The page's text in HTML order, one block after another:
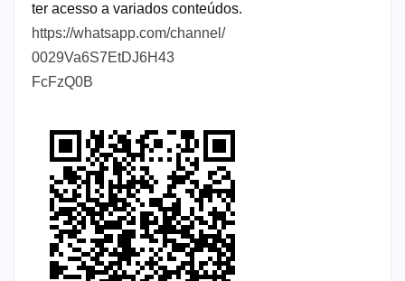
ter acesso a variados conteúdos.
https://whatsapp.com/channel/
0029Va6S7EtDJ6H43
FcFzQ0B